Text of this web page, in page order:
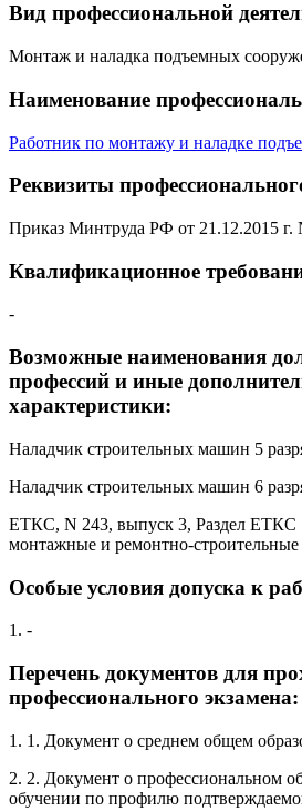
Вид профессиональной
Монтаж и наладка подъемных
Наименование
Работник по монтажу и наладке
Реквизиты
Приказ Минтруда РФ от 21.12.2015 г.
Квалификационное
-
Возможные наименования
профессий и иные
характеристики:
Наладчик строительных машин 5
Наладчик строительных машин 6
ЕТКС, N 243, выпуск 3, Раздел ЕТКС
монтажные и ремонтно-
Особые условия допуска к
1. -
Перечень документов для
профессионального экзамена:
1. 1. Документ о среднем общем
2. 2. Документ о профессиональном
обучении по профилю